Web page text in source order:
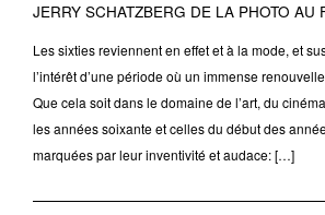
JERRY SCHATZBERG DE LA PHOTO AU
Les sixties reviennent en effet et à la mode, et
l’intérêt d’une période où un immense
Que cela soit dans le domaine de l’art, du
les années soixante et celles du début des
marquées par leur inventivité et audace: […]